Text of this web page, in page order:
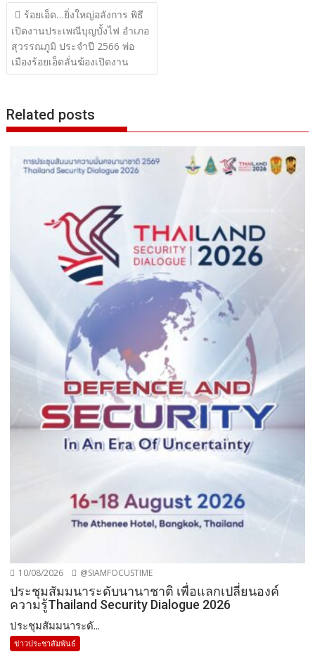
แนะแนว
เรื่อง
ร้อยเอ็ด…ยิ่งใหญ่อลังการ พิธี
เปิดงานประเพณีบุญบั้งไฟ อำเภอ
สุวรรณภูมิ ประจำปี 2566 พ่อ
เมืองร้อยเอ็ดลั่นฆ้องเปิดงาน
Related posts
10/08/2026 @SIAMFOCUSTIME
ประชุมสัมมนาระดับนานาชาติ เพื่อแลกเปลี่ยนองค์
ความรู้Thailand Security Dialogue 2026
ประชุมสัมมนาระดั...
ข่าวประชาสัมพันธ์